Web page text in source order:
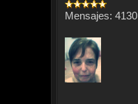
Mensajes: 4130